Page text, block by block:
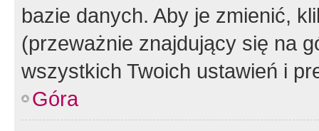
bazie danych. Aby je zmienić,
(przeważnie znajdujący się na
wszystkich Twoich ustawień i
Góra